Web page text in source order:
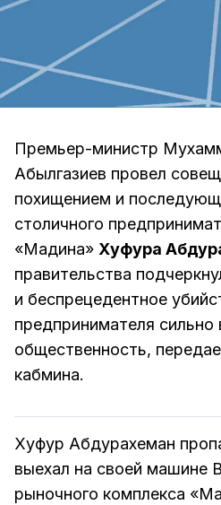
Премьер-министр
Абылгазиев провел
похищением и
столичного
«Мадина» Хуфура
правительства
и беспрецедентное
предпринимателя
общественность,
кабмина.
Хуфур Абдурахеман
выехал на своей машине
рыночного комплекса